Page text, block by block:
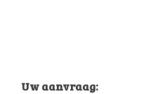
Uw aanvraag: